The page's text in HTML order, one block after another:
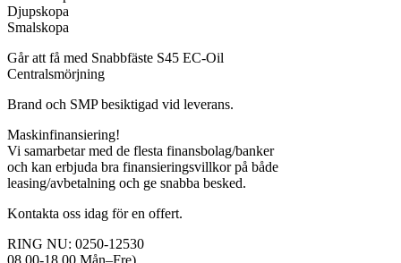
Djupskopa
Smalskopa
Går att få med Snabbfäste S45 EC-Oil
Centralsmörjning
Brand och SMP besiktigad vid leverans.
Maskinfinansiering!
Vi samarbetar med de flesta finansbolag/banker
och kan erbjuda bra finansieringsvillkor på både
leasing/avbetalning och ge snabba besked.
Kontakta oss idag för en offert.
RING NU: 0250-12530